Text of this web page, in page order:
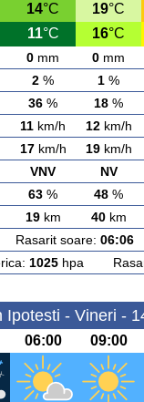
14°C 19°C
11°C 16°C
0 mm 0 mm
2 % 1 %
36 % 18 %
11 km/h 12km/h
17km/h 19km/h
VNV NV
63 % 48 %
19km 40km
soare: 06:06
1025hpa
Ipotesti - Vineri -
06:00 09:00